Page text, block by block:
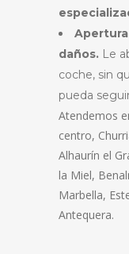
daños. Le
coche, sin
pueda
Atendemos
centro,
Alhaurín el
la Miel,
Marbella,
Antequera.